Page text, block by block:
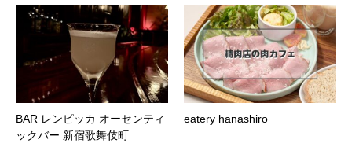
BAR レンピッカ オーセンティ
ックバー 新宿歌舞伎町
eatery hanashiro